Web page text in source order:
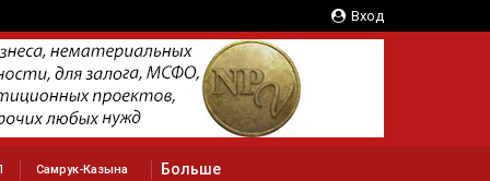
Вход
Самрук-Казына Больше